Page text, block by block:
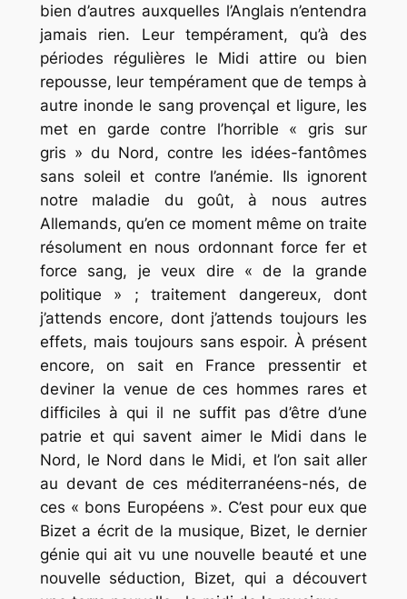
bien d’autres auxquelles l’Anglais n’entendra
jamais rien. Leur tempérament, qu’à des
périodes régulières le Midi attire ou bien
repousse, leur tempérament que de temps à
autre inonde le sang provençal et ligure, les
met en garde contre l’horrible « gris sur
gris » du Nord, contre les idées-fantômes
sans soleil et contre l’anémie. Ils ignorent
notre maladie du goût, à nous autres
Allemands, qu’en ce moment même on traite
résolument en nous ordonnant force fer et
force sang, je veux dire « de la grande
politique » ; traitement dangereux, dont
j’attends encore, dont j’attends toujours les
effets, mais toujours sans espoir. À présent
encore, on sait en France pressentir et
deviner la venue de ces hommes rares et
difficiles à qui il ne suffit pas d’être d’une
patrie et qui savent aimer le Midi dans le
Nord, le Nord dans le Midi, et l’on sait aller
au devant de ces méditerranéens-nés, de
ces « bons Européens ». C’est pour eux que
Bizet a écrit de la musique, Bizet, le dernier
génie qui ait vu une nouvelle beauté et une
nouvelle séduction, Bizet, qui a découvert